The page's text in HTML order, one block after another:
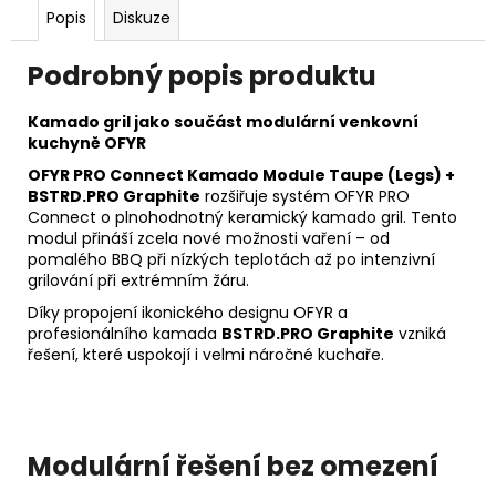
Popis Diskuze
Podrobný popis produktu
Kamado gril jako součást modulární venkovní
kuchyně OFYR
OFYR PRO Connect Kamado Module Taupe (Legs) +
BSTRD.PRO Graphite rozšiřuje systém OFYR PRO
Connect o plnohodnotný keramický kamado gril. Tento
modul přináší zcela nové možnosti vaření – od
pomalého BBQ při nízkých teplotách až po intenzivní
grilování při extrémním žáru.
Díky propojení ikonického designu OFYR a
profesionálního kamada BSTRD.PRO Graphite vzniká
řešení, které uspokojí i velmi náročné kuchaře.
Modulární řešení bez omezení